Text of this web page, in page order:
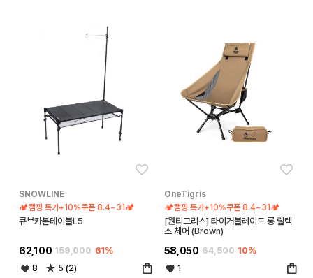
SNOWLINE
🏕️캠핑 특가+10%쿠폰 8.4~31🏕️
큐브카본테이블L5
62,100 159,000 61%
8 5 (2)
OneTigris
🏕️캠핑 특가+10%쿠폰 8.4~31🏕️
[원티그리스] 타이거블레이드 롱 릴렉
스 체어 (Brown)
58,050 64,500 10%
1